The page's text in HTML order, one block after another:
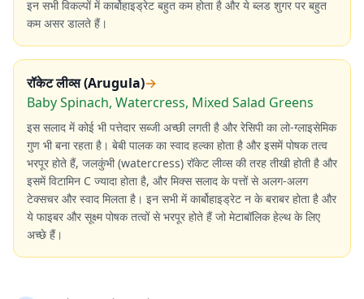
इन सभी विकल्पों में कार्बोहाइड्रेट बहुत कम होता है और ये ब्लड शुगर पर बहुत
कम असर डालते हैं।
रॉकेट लीव्स (Arugula)→
Baby Spinach, Watercress, Mixed Salad Greens
इस सलाद में कोई भी पत्तेदार सब्जी अच्छी लगती है और रेसिपी का लो-ग्लाइसेमिक
गुण भी बना रहता है। बेबी पालक का स्वाद हल्का होता है और इसमें पोषक तत्व
भरपूर होते हैं, जलकुंभी (watercress) रॉकेट लीव्स की तरह तीखी होती है और
इसमें विटामिन C ज्यादा होता है, और मिक्स सलाद के पत्तों से अलग-अलग
टेक्सचर और स्वाद मिलता है। इन सभी में कार्बोहाइड्रेट न के बराबर होता है और
ये फाइबर और सूक्ष्म पोषक तत्वों से भरपूर होते हैं जो मेटाबॉलिक हेल्थ के लिए
अच्छे हैं।